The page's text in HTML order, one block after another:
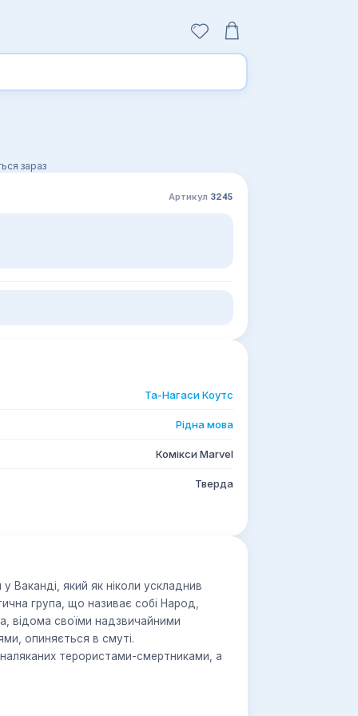
зараз
Артикул 3245
Та-Нагаси Коутс
Рідна мова
Комікси Marvel
Тверда
Ваканді, який як ніколи ускладнив
група, що називає собі Народ,
відома своїми надзвичайними
опиняється в смуті.
терористами-смертниками, а